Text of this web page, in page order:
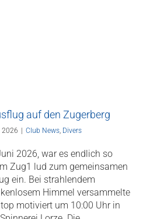
auf den Zugerberg
2026 Club News, Divers
2026, war es endlich so
Zug1 lud zum gemeinsamen
ein. Bei strahlendem
Himmel versammelte
motiviert um 10:00 Uhr in